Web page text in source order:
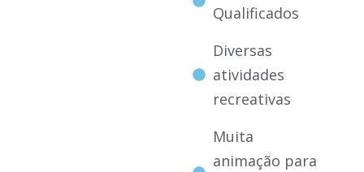
Qualificados
Diversas
atividades
recreativas
Muita
animação para